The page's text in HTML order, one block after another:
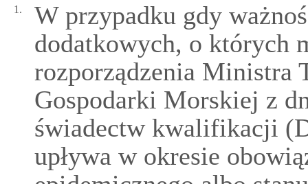
1.
W przypadku gdy
dodatkowych, o których
rozporządzenia Ministra
Gospodarki Morskiej z
świadectw kwalifikacji
upływa w okresie